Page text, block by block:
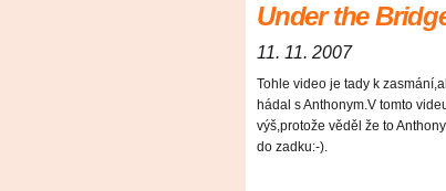
Under the
11. 11. 2007
Tohle video je tady k
hádal s Anthonym.V tomto
výš,protože věděl že to
do zadku:-).